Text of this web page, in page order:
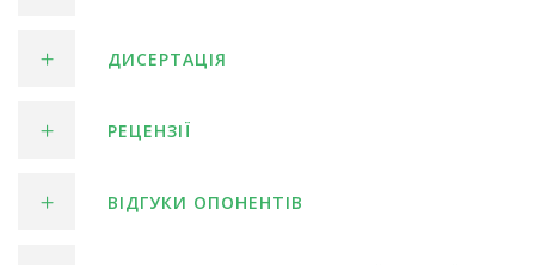
ДИСЕРТАЦІЯ
РЕЦЕНЗІЇ
ВІДГУКИ ОПОНЕНТІВ